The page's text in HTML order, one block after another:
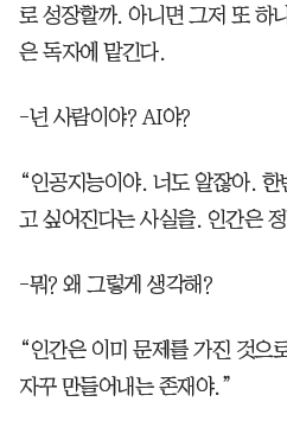
로 성장할까. 아니면 그저 또 하
은 독자에 맡긴다.
-넌 사람이야? AI야?
“인공지능이야. 너도 알잖아. 한
고 싶어진다는 사실을. 인간은
-뭐? 왜 그렇게 생각해?
“인간은 이미 문제를 가진 것으
자꾸 만들어내는 존재야.”